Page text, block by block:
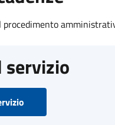
procedimento
servizio